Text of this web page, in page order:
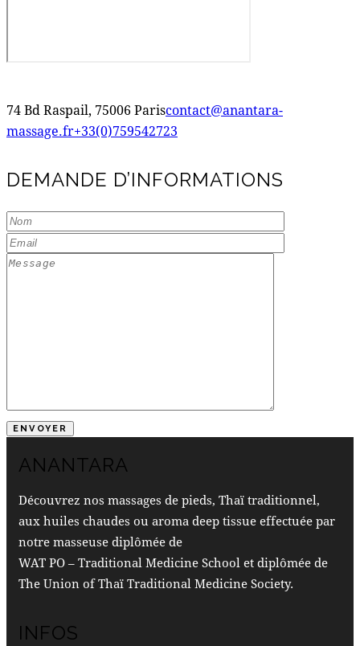
74 Bd Raspail, 75006 Pariscontact@anantara-
massage.fr+33(0)759542723
DEMANDE D’INFORMATIONS
ANANTARA
Découvrez nos massages de pieds, Thaï traditionnel,
aux huiles chaudes ou aroma deep tissue effectuée par
notre masseuse diplômée de
WAT PO – Traditional Medicine School et diplômée de
The Union of Thaï Traditional Medicine Society.
INFOS